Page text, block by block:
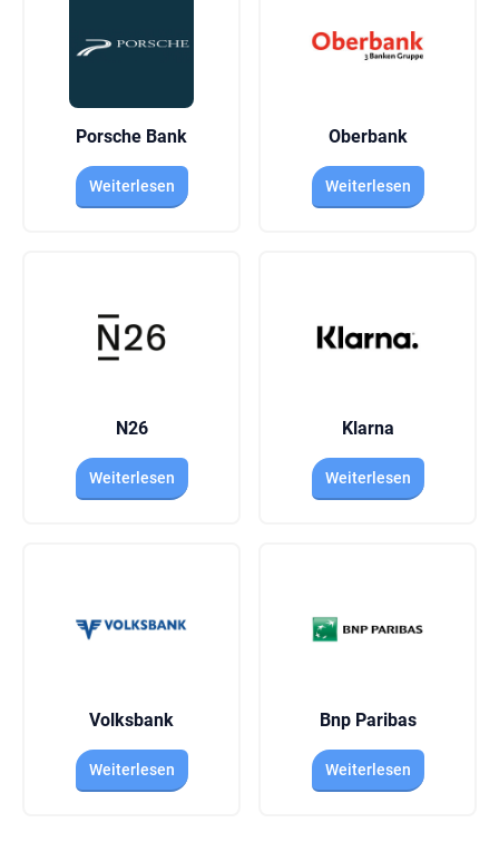
Porsche Bank
Weiterlesen
Oberbank
Weiterlesen
N26
Weiterlesen
Klarna
Weiterlesen
Volksbank
Weiterlesen
Bnp Paribas
Weiterlesen